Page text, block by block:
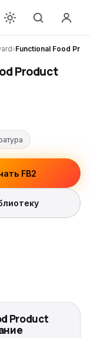
›Functional Food
Product
FB2
Product